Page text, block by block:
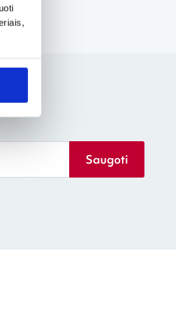
Saugoti